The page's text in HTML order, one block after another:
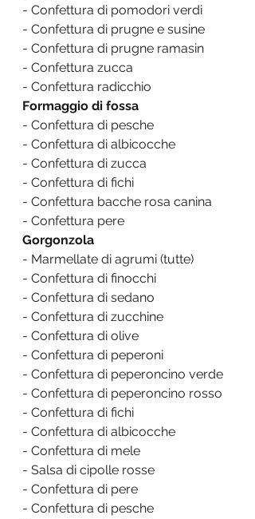
- Confettura di pomodori verdi
- Confettura di prugne e susine
- Confettura di prugne ramasin
- Confettura zucca
- Confettura radicchio
Formaggio di fossa
- Confettura di pesche
- Confettura di albicocche
- Confettura di zucca
- Confettura di fichi
- Confettura bacche rosa canina
- Confettura pere
Gorgonzola
- Marmellate di agrumi (tutte)
- Confettura di finocchi
- Confettura di sedano
- Confettura di zucchine
- Confettura di olive
- Confettura di peperoni
- Confettura di peperoncino verde
- Confettura di peperoncino rosso
- Confettura di fichi
- Confettura di albicocche
- Confettura di mele
- Salsa di cipolle rosse
- Confettura di pere
- Confettura di pesche